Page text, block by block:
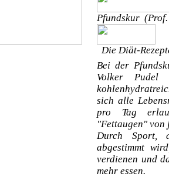
Pfundskur
Die Diät-
Bei der
Volker Pudel
sich alle
pro Tag
"Fettaugen"
Durch Sport,
abgestimmt
verdienen und
mehr essen.